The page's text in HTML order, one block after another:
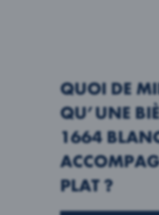
QUOI DE
QU’UNE
1664
PLAT ?